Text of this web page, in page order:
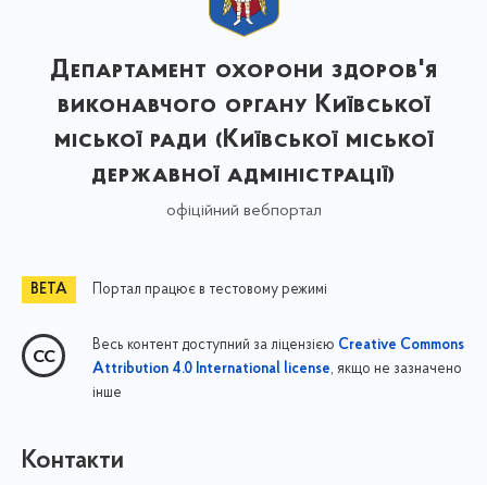
Департамент охорони здоров'я
виконавчого органу Київської
міської ради (Київської міської
державної адміністрації)
офіційний вебпортал
Портал працює в тестовому режимі
Весь контент доступний за ліцензією Creative Commons
Attribution 4.0 International license, якщо не зазначено
інше
Контакти